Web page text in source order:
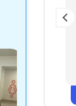
hỗ trợ
ơn